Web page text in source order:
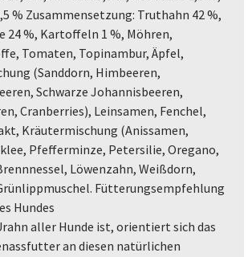
% Zusammensetzung: Truthahn 42 %,
24 %, Kartoffeln 1 %, Möhren,
Tomaten, Topinambur, Äpfel,
(Sanddorn, Himbeeren,
Schwarze Johannisbeeren,
Cranberries), Leinsamen, Fenchel,
Kräutermischung (Anissamen,
Pfefferminze, Petersilie, Oregano,
Löwenzahn, Weißdorn,
Fütterungsempfehlung
Hundes
aller Hunde ist, orientiert sich das
an diesen natürlichen